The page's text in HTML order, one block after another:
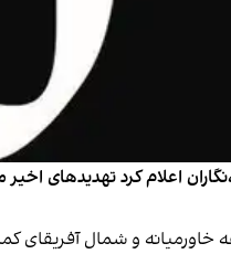
اعلام کرد تهدیدهای
خاورمیانه و شمال آفریقای